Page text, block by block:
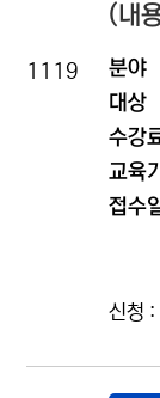
1119
(내
분야
대상
수강
교육
접수
신청